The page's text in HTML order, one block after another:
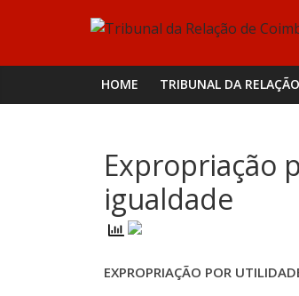
Tribunal
da
de
Coimbra
HOME TRIBUNAL DA RELAÇÃO
Expropriação
igualdade
EXPROPRIAÇÃO POR